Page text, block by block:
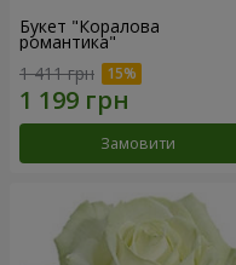
Букет "Коралова
романтика"
1 411 грн
Замовити